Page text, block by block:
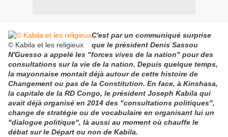
© Kabila et les religieux
C'est par un communiqué surprise
que le président Denis Sassou
N'Guesso a appelé les "forces vives de la nation" pour des
consultations sur la vie de la nation. Depuis quelque temps,
la mayonnaise montait déjà autour de cette histoire de
Changement ou pas de la Constitution. En face, à Kinshasa,
la capitale de la RD Congo, le président Joseph Kabila qui
avait déjà organisé en 2014 des "consultations politiques",
change de stratégie ou de vocabulaire en organisant lui un
"dialogue politique", là aussi au moment où chauffe le
débat sur le Départ ou non de Kabila.